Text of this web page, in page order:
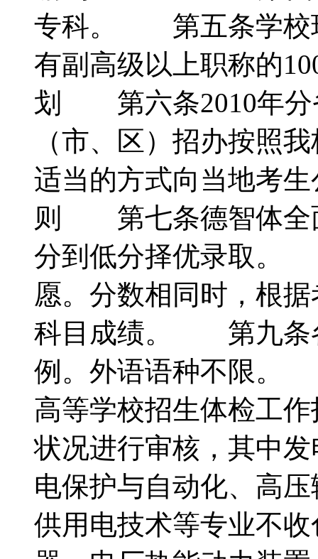
专科。 第五条学校
有副高级以上职称的
划 第六条2010年分
（市、区）招办按照
适当的方式向当地考
则 第七条德智体全
分到低分择优录取。
愿。分数相同时，根
科目成绩。 第九条
例。外语语种不限。
高等学校招生体检工
状况进行审核，其中
电保护与自动化、高
供用电技术等专业不